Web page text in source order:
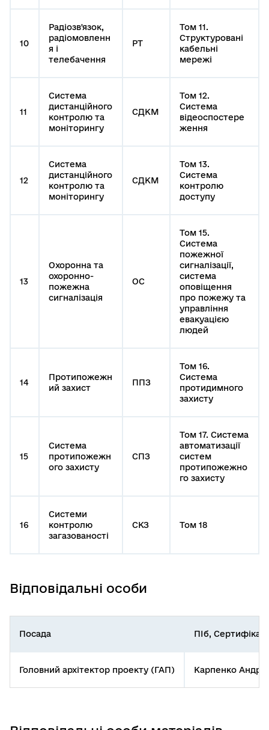
10
Радіозв'язок,
радіомовленн
я і
телебачення
РТ
Том 11.
Структуровані
кабельні
мережі
11
Система
дистанційного
контролю та
моніторингу
СДКМ
Том 12.
Система
відеоспостере
ження
12
Система
дистанційного
контролю та
моніторингу
СДКМ
Том 13.
Система
контролю
доступу
13
Охоронна та
охоронно-
пожежна
сигналізація
ОС
Том 15.
Система
пожежної
сигналізації,
система
оповіщення
про пожежу та
управління
евакуацією
людей
14
Протипожежн
ий захист
ППЗ
Том 16.
Система
протидимного
захисту
15
Система
протипожежн
ого захисту
СПЗ
Том 17. Система
автоматизації
систем
протипожежно
го захисту
16
Системи
контролю
загазованості
СКЗ Том 18
Відповідальні особи
Посада ПІб, Сертифікат
Головний архітектор проекту (ГАП) Карпенко